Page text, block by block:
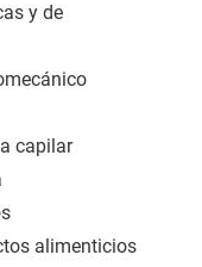
y de
capilar
alimenticios